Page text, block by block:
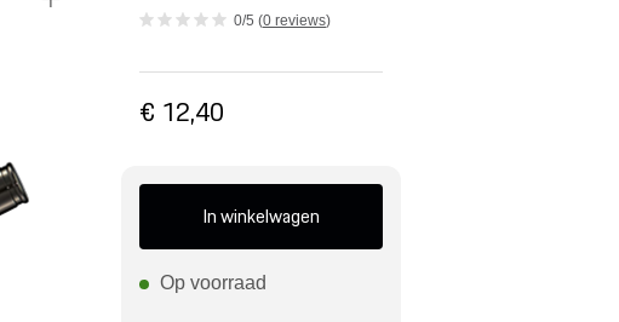
0/5 (0 reviews)
€ 12,40
In winkelwagen
Op voorraad